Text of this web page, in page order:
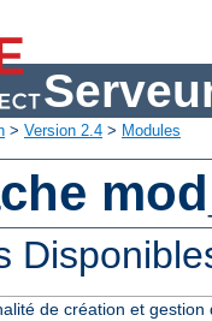
> Version 2.4 > Modules
de création et